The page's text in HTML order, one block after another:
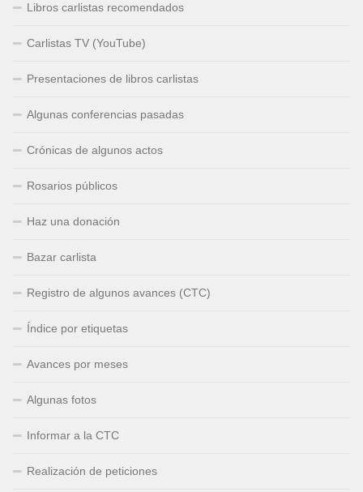
Libros carlistas recomendados
Carlistas TV (YouTube)
Presentaciones de libros carlistas
Algunas conferencias pasadas
Crónicas de algunos actos
Rosarios públicos
Haz una donación
Bazar carlista
Registro de algunos avances (CTC)
Índice por etiquetas
Avances por meses
Algunas fotos
Informar a la CTC
Realización de peticiones